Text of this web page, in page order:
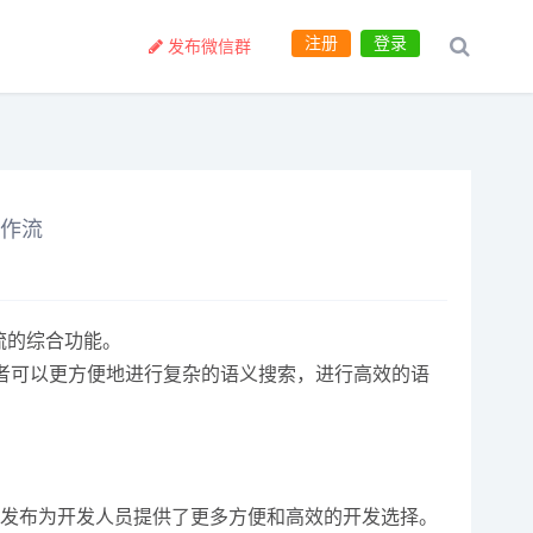
登录
注册
发布微信群
流
综合功能。
以更方便地进行复杂的语义搜索，进行高效的语
为开发人员提供了更多方便和高效的开发选择。